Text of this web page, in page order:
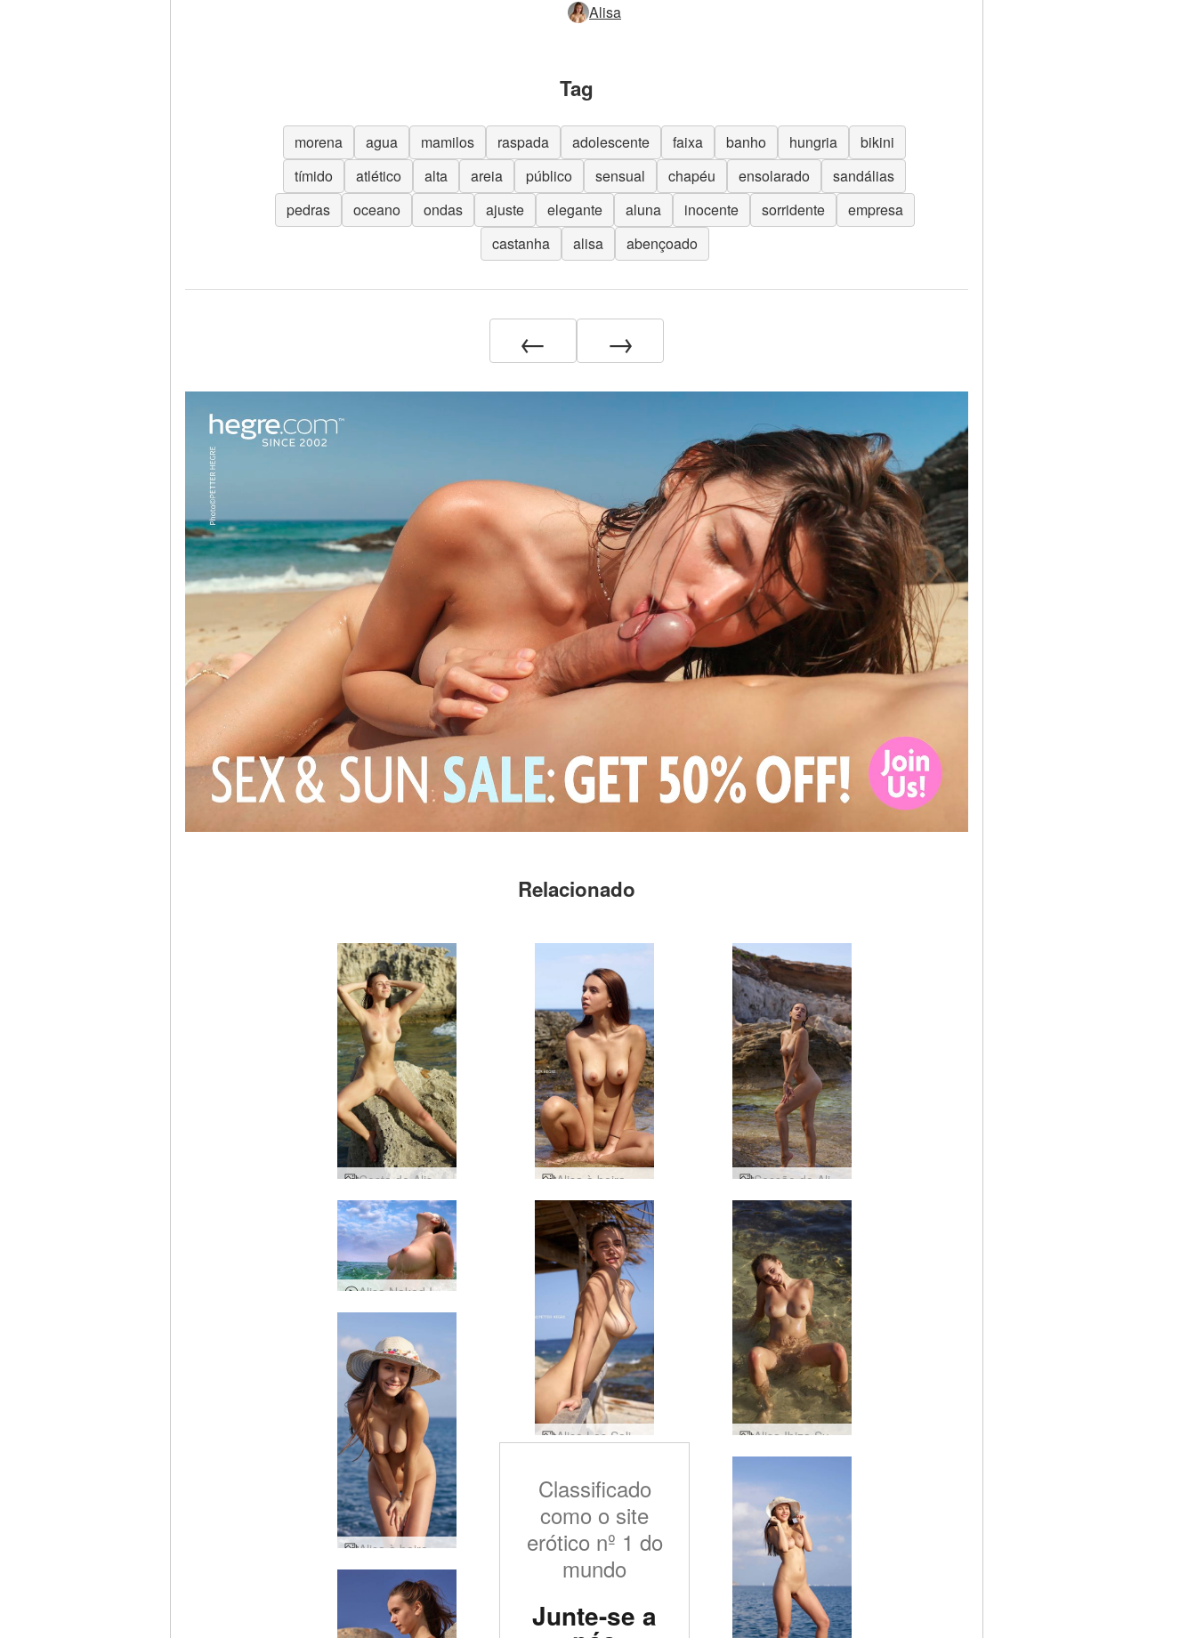
Alisa
Tag
morena agua mamilos raspada adolescente faixa banho hungria
bikini
tímido
atlético alta areia público sensual chapéu ensolarado
sandálias
pedras
oceano ondas ajuste elegante aluna inocente sorridente
empresa
castanha
alisa abençoado
← →
Relacionado
Costa de Alisa Ibiza Alisa à beira-mar Sessão de Alisa Ibiza
Alisa Naked In Ibiza
Alisa Ibiza Sunset
Alisa à beira-mar
Classificado
como o site
erótico nº 1 do
mundo
Junte-se a